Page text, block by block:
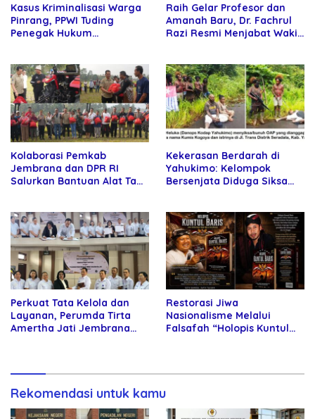
Kasus Kriminalisasi Warga
Pinrang, PPWI Tuding
Penegak Hukum
Raih Gelar Profesor dan
Amanah Baru, Dr. Fachrul
Razi Resmi Menjabat Wakil
Kolaborasi Pemkab
Jembrana dan DPR RI
Salurkan Bantuan Alat Tani
Kekerasan Berdarah di
Yahukimo: Kelompok
Bersenjata Diduga Siksa
Perkuat Tata Kelola dan
Layanan, Perumda Tirta
Amertha Jati Jembrana
Restorasi Jiwa
Nasionalisme Melalui
Falsafah “Holopis Kuntul
Rekomendasi untuk kamu